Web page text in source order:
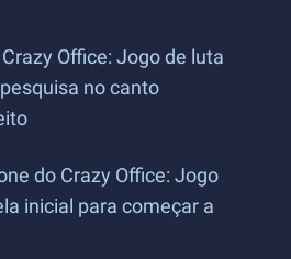
Office: Jogo de luta
no canto
do Crazy Office: Jogo
inicial para começar a